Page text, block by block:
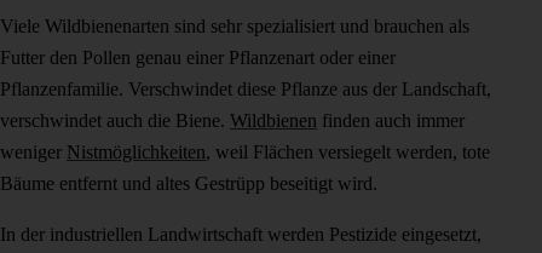
Viele Wildbienenarten sind sehr spezialisiert und brauchen als
Futter den Pollen genau einer Pflanzenart oder einer
Pflanzenfamilie. Verschwindet diese Pflanze aus der Landschaft,
verschwindet auch die Biene. Wildbienen finden auch immer
weniger Nistmöglichkeiten, weil Flächen versiegelt werden, tote
Bäume entfernt und altes Gestrüpp beseitigt wird.
In der industriellen Landwirtschaft werden Pestizide eingesetzt,